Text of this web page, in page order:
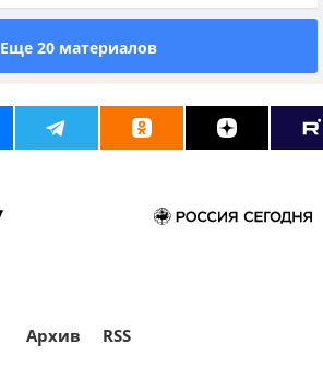
Дональд Трамп
силы Украины
Еще 20 материалов
Архив RSS